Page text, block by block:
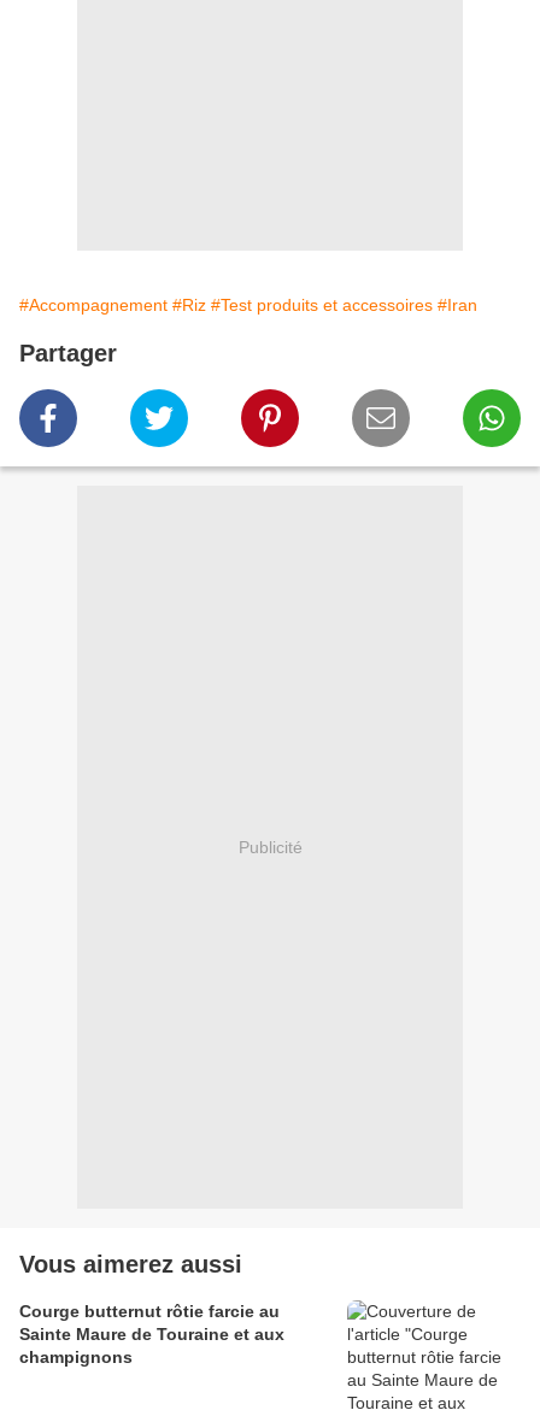
#Accompagnement #Riz #Test produits et accessoires #Iran
Partager
Publicité
Vous aimerez aussi
Courge butternut rôtie farcie au
Sainte Maure de Touraine et aux
champignons